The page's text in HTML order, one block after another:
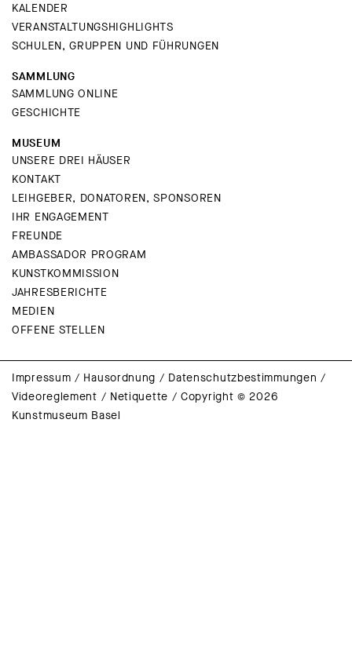
KALENDER
VERANSTALTUNGSHIGHLIGHTS
SCHULEN, GRUPPEN UND FÜHRUNGEN
SAMMLUNG
SAMMLUNG ONLINE
GESCHICHTE
MUSEUM
UNSERE DREI HÄUSER
KONTAKT
LEIHGEBER, DONATOREN, SPONSOREN
IHR ENGAGEMENT
FREUNDE
AMBASSADOR PROGRAM
KUNSTKOMMISSION
JAHRESBERICHTE
MEDIEN
OFFENE STELLEN
Impressum / Hausordnung / Datenschutzbestimmungen /
Videoreglement / Netiquette /Copyright © 2026
Kunstmuseum Basel